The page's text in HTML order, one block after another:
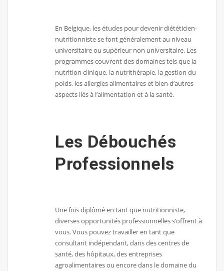
En Belgique, les études pour devenir diététicien-
nutritionniste se font généralement au niveau
universitaire ou supérieur non universitaire. Les
programmes couvrent des domaines tels que la
nutrition clinique, la nutrithérapie, la gestion du
poids, les allergies alimentaires et bien d’autres
aspects liés à l’alimentation et à la santé.
Les Débouchés
Professionnels
Une fois diplômé en tant que nutritionniste,
diverses opportunités professionnelles s’offrent à
vous. Vous pouvez travailler en tant que
consultant indépendant, dans des centres de
santé, des hôpitaux, des entreprises
agroalimentaires ou encore dans le domaine du